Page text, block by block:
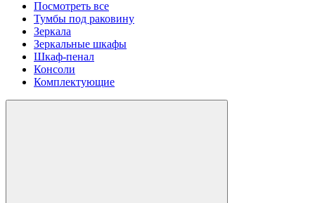
Посмотреть все
Тумбы под раковину
Зеркала
Зеркальные шкафы
Шкаф-пенал
Консоли
Комплектующие